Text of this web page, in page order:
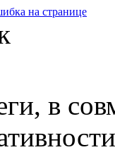
на странице
в